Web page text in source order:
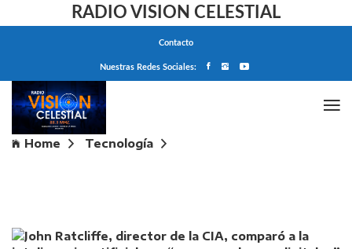
RADIO VISION CELESTIAL
Contacto
Nuestras Redes Sociales:
Home
Tecnología